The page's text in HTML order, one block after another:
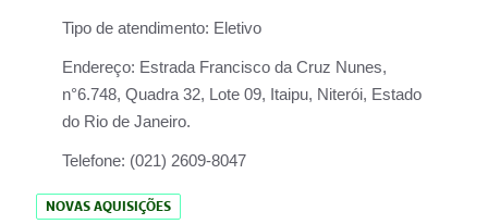
Tipo de atendimento: Eletivo
Endereço: Estrada Francisco da Cruz Nunes,
n°6.748, Quadra 32, Lote 09, Itaipu, Niterói, Estado
do Rio de Janeiro.
Telefone: (021) 2609-8047
NOVAS AQUISIÇÕES